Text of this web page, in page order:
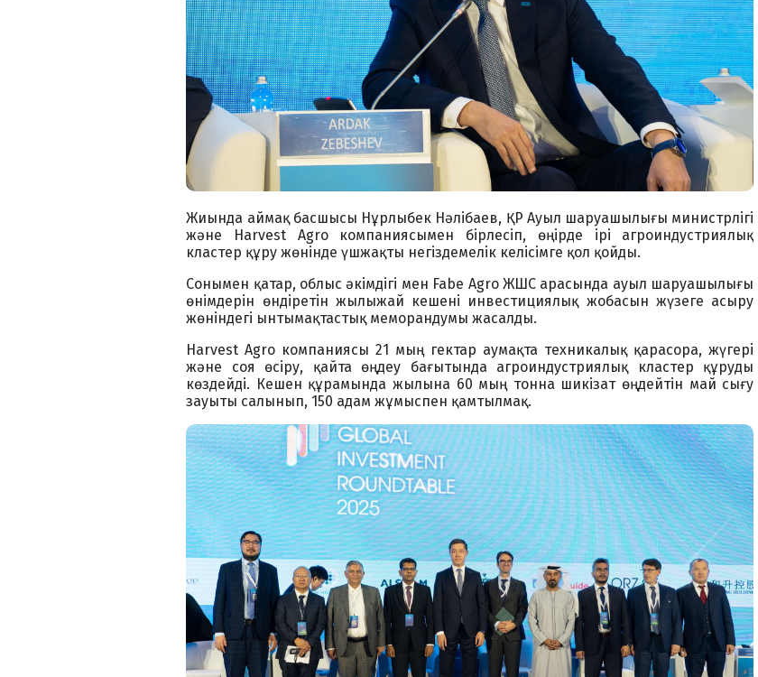
Жиында аймақ басшысы Нұрлыбек Нәлібаев, ҚР Ауыл шаруашылығы министрлігі
және Harvest Agro компаниясымен бірлесіп, өңірде ірі агроиндустриялық
кластер құру жөнінде үшжақты негіздемелік келісімге қол қойды.
Сонымен қатар, облыс әкімдігі мен Fabe Agro ЖШС арасында ауыл шаруашылығы
өнімдерін өндіретін жылыжай кешені инвестициялық жобасын жүзеге асыру
жөніндегі ынтымақтастық меморандумы жасалды.
Harvest Agro компаниясы 21 мың гектар аумақта техникалық қарасора, жүгері
және соя өсіру, қайта өңдеу бағытында агроиндустриялық кластер құруды
көздейді. Кешен құрамында жылына 60 мың тонна шикізат өңдейтін май сығу
зауыты салынып, 150 адам жұмыспен қамтылмақ.